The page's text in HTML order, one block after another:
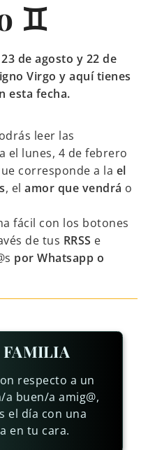
♊
de agosto y 22 de
Virgo y aquí tienes
esta fecha.
leer las
el lunes, 4 de febrero
corresponde a la el
, el amor que vendrá o
fácil con los botones
de tus RRSS e
por Whatsapp o
FAMILIA
respecto a un
buen/a amig@,
el día con una
en tu cara.